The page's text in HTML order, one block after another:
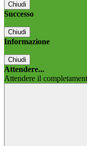
Chiudi
Successo
Chiudi
Informazione
Chiudi
Attendere...
Attendere il